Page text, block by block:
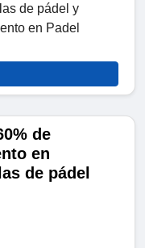
de pádel y
en Padel
de
en
de pádel